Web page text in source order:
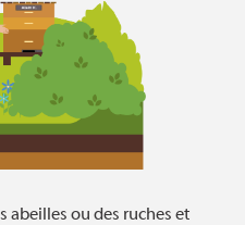
abeilles ou des ruches et